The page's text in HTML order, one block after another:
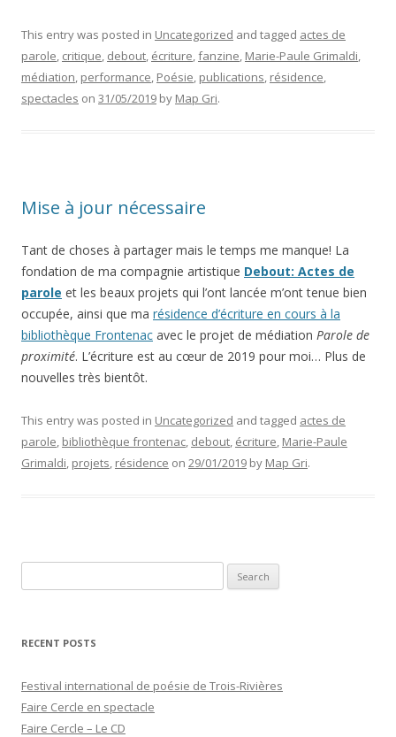
This entry was posted in Uncategorized and tagged actes de
parole, critique, debout, écriture,fanzine, Marie-Paule Grimaldi,
médiation, performance, Poésie, publications, résidence,
spectacles on 31/05/2019 by Map Gri.
Mise à jour nécessaire
Tant de choses à partager mais le temps me manque! La
fondation de ma compagnie artistique Debout: Actes de
parole et les beaux projets qui l’ont lancée m’ont tenue bien
occupée, ainsi que ma résidence d’écriture en cours à la
bibliothèque Frontenac avec le projet de médiation Parole de
proximité. L’écriture est au cœur de 2019 pour moi… Plus de
nouvelles très bientôt.
This entry was posted in Uncategorized and tagged actes de
parole, bibliothèque frontenac, debout, écriture, Marie-Paule
Grimaldi, projets, résidence on 29/01/2019 by Map Gri.
for:
RECENT POSTS
Festival international de poésie de Trois-Rivières
Faire Cercle en spectacle
Faire Cercle – Le CD